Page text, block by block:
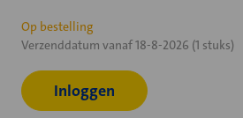
Huidige
voorraad:
Op bestelling
Verzenddatum vanaf 18-8-2026 (1 stuks)
Inloggen